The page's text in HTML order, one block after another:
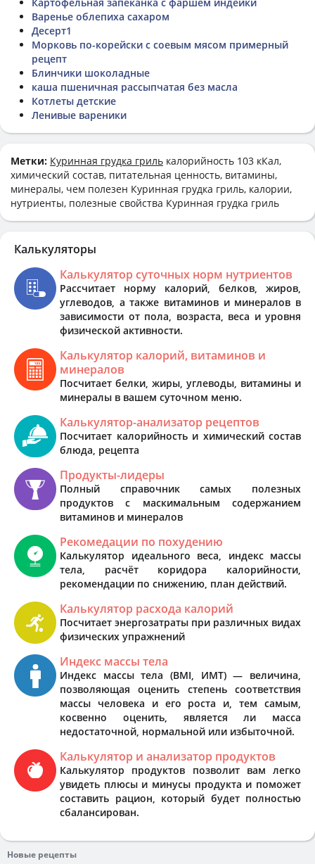
Варенье облепиха сахаром
Десерт1
Морковь по-корейски с соевым мясом примерный
рецепт
Блинчики шоколадные
каша пшеничная рассыпчатая без масла
Котлеты детские
Ленивые вареники
Метки: Куринная грудка гриль калорийность 103 кКал,
химический состав, питательная ценность, витамины,
минералы, чем полезен Куринная грудка гриль, калории,
нутриенты, полезные свойства Куринная грудка гриль
Калькуляторы
Калькулятор суточных норм нутриентов
Рассчитает норму калорий, белков, жиров,
углеводов, а также витаминов и минералов в
зависимости от пола, возраста, веса и уровня
физической активности.
Калькулятор калорий, витаминов и
минералов
Посчитает белки, жиры, углеводы, витамины и
минералы в вашем суточном меню.
Калькулятор-анализатор рецептов
Посчитает калорийность и химический состав
блюда, рецепта
Продукты-лидеры
Полный справочник самых полезных
продуктов с маскимальным содержанием
витаминов и минералов
Рекомедации по похудению
Калькулятор идеального веса, индекс массы
тела, расчёт коридора калорийности,
рекомендации по снижению, план действий.
Калькулятор расхода калорий
Посчитает энергозатраты при различных видах
физических упражнений
Индекс массы тела
Индекс массы тела (BMI, ИМТ) — величина,
позволяющая оценить степень соответствия
массы человека и его роста и, тем самым,
косвенно оценить, является ли масса
недостаточной, нормальной или избыточной.
Калькулятор и анализатор продуктов
Калькулятор продуктов позволит вам легко
увидеть плюсы и минусы продукта и поможет
составить рацион, который будет полностью
сбалансирован.
Новые рецепты